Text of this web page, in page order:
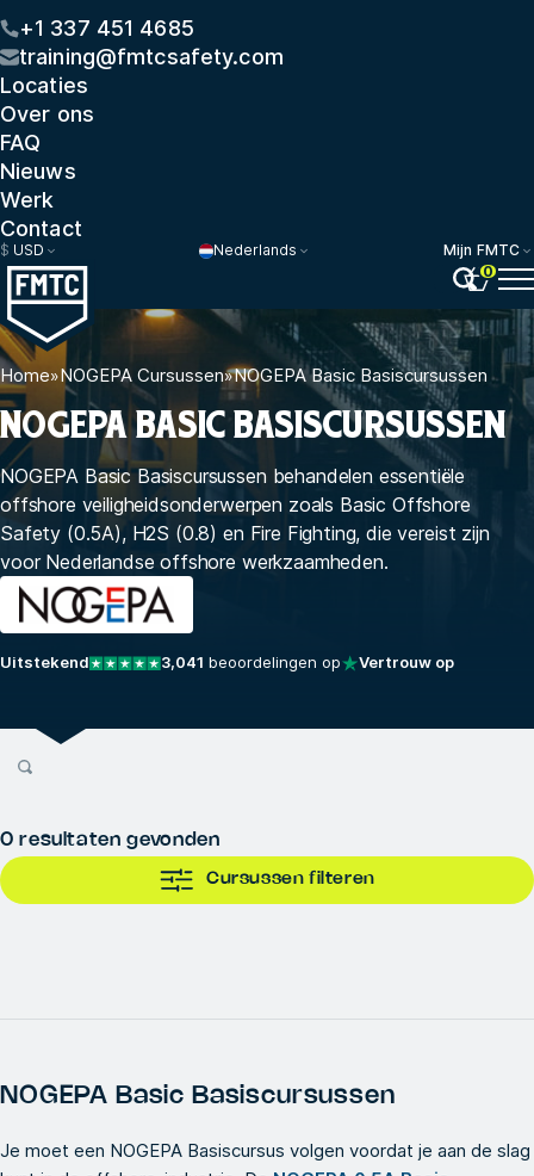
+1 337 451 4685
training@fmtcsafety.com
Locaties
Over ons
FAQ
Nieuws
Werk
Contact
$ USD Nederlands
Mijn FMTC
0
Home»NOGEPA Cursussen»NOGEPA Basic Basiscursussen
NOGEPA BASIC BASISCURSUSSEN
NOGEPA Basic Basiscursussen behandelen essentiële
offshore veiligheidsonderwerpen zoals Basic Offshore
Safety (0.5A), H2S (0.8) en Fire Fighting, die vereist zijn
voor Nederlandse offshore werkzaamheden.
Uitstekend 3,041 beoordelingen op Vertrouw op
0 resultaten gevonden
Cursussen filteren
NOGEPA Basic Basiscursussen
Je moet een NOGEPA Basiscursus volgen voordat je aan de slag